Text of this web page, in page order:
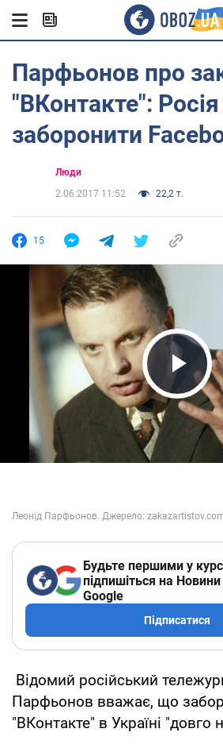
Парфьонов про
"ВКонтакте":
заборонити
Люди
2.06.2017 11:52
22,2 т.
15
Play
Будьте першими у
підпишіться на
Google
Підписатися
Відомий російський
Парфьонов вважає, що
"ВКонтакте" в Україні "довго